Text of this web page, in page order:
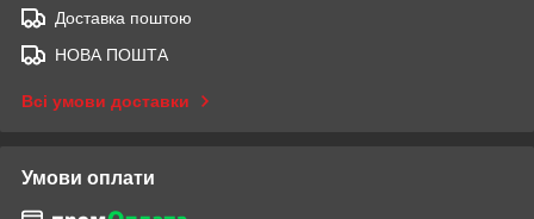
Доставка поштою
НОВА ПОШТА
Всі умови доставки
Умови оплати